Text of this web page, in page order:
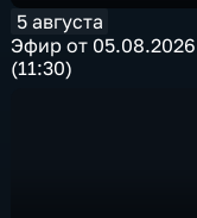
5 августа
Эфир от 05.08.2026
(11:30)